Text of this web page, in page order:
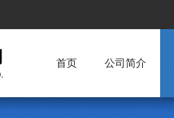
首页 公司简介